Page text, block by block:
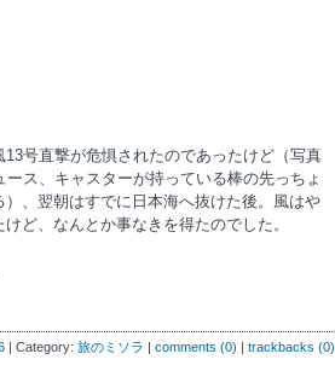
13号直撃が危惧されたのであったけど（写真
ース、キャスターが持っている棒の先っちょ
、翌朝はすでに日本海へ抜けた後。風はや
ど、なんとか事なきを得たのでした。
| Category: 旅のミソラ | comments (0) | trackbacks (0)